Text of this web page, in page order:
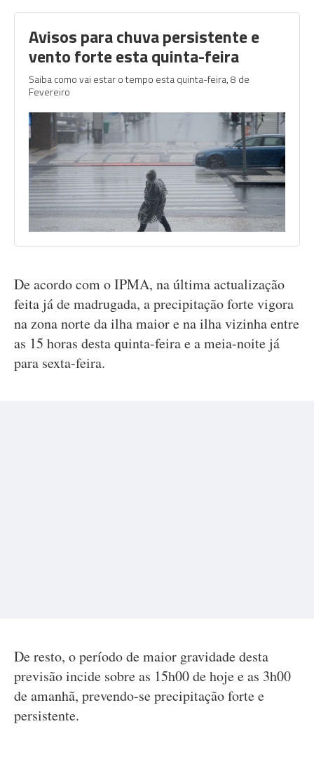
Avisos para chuva persistente e
vento forte esta quinta-feira
Saiba como vai estar o tempo esta quinta-feira, 8 de
Fevereiro
De acordo com o IPMA, na última actualização
feita já de madrugada, a precipitação forte vigora
na zona norte da ilha maior e na ilha vizinha entre
as 15 horas desta quinta-feira e a meia-noite já
para sexta-feira.
De resto, o período de maior gravidade desta
previsão incide sobre as 15h00 de hoje e as 3h00
de amanhã, prevendo-se precipitação forte e
persistente.